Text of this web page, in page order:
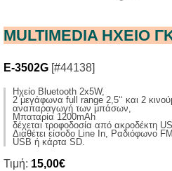
MULTIMEDIA HXΕΙΟ
E-3502G [#44138]
Ηχείο Bluetooth 2x5W,
2 μεγάφωνα full range 2,5‘‘ και 2
αναπαραγωγή των μπάσων,
Μπαταρία 1200mAh
δέχεται τροφοδοσία από ακροδέκτη
Διαθέτει είσοδο Line In, Ραδιόφωνο
USB ή κάρτα SD.
Τιμή: 15,00€